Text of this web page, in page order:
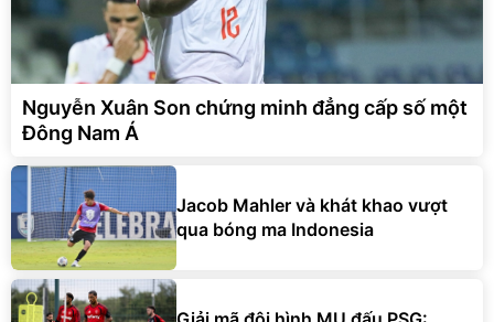
Nguyễn Xuân Son chứng minh đẳng cấp số một
Đông Nam Á
Jacob Mahler và khát khao vượt
qua bóng ma Indonesia